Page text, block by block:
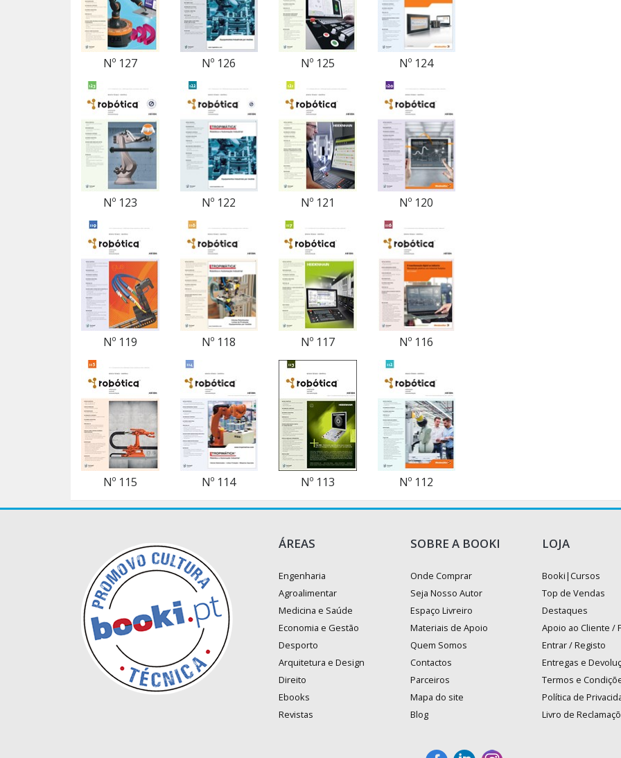
Nº 127 Nº 126 Nº 125 Nº 124
Nº 123 Nº 122 Nº 121 Nº 120
Nº 119 Nº 118 Nº 117 Nº 116
Nº 115 Nº 114 Nº 113 Nº 112
ÁREAS
Engenharia
Agroalimentar
Medicina e Saúde
Economia e Gestão
Desporto
Arquitetura e Design
Direito
Ebooks
Revistas
SOBRE A BOOKI
Onde Comprar
Seja Nosso Autor
Espaço Livreiro
Materiais de Apoio
Quem Somos
Contactos
Parceiros
Mapa do site
Blog
LOJA
Booki|Cursos
Top de Vendas
Destaques
Apoio ao Cliente /
Entrar / Registo
Entregas e
Termos e
Política de
Livro de